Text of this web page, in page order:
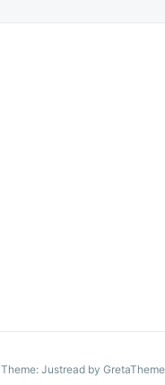
Theme: Justread by